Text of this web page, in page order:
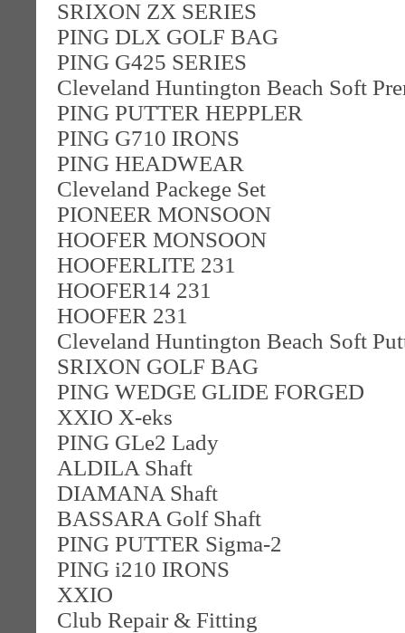
SRIXON ZX SERIES
PING DLX GOLF BAG
PING G425 SERIES
Cleveland Huntington Beach Soft
PING PUTTER HEPPLER
PING G710 IRONS
PING HEADWEAR
Cleveland Packege Set
PIONEER MONSOON
HOOFER MONSOON
HOOFERLITE 231
HOOFER14 231
HOOFER 231
Cleveland Huntington Beach Soft
SRIXON GOLF BAG
PING WEDGE GLIDE FORGED
XXIO X-eks
PING GLe2 Lady
ALDILA Shaft
DIAMANA Shaft
BASSARA Golf Shaft
PING PUTTER Sigma-2
PING i210 IRONS
XXIO
Club Repair & Fitting